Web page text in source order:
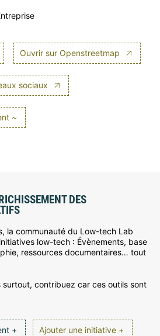
Ouvrir sur Openstreetmap
sociaux
~
DES
la communauté du Low-tech Lab
low-tech : Évènements, base
ressources documentaires… tout
contribuez car ces outils sont
+ Ajouter une initiative +